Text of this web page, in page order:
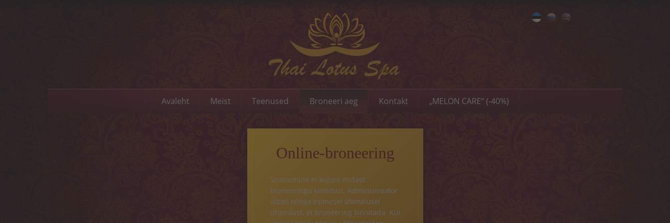
Avaleht Meist Teenused Broneeri aeg Kontakt „MELON CARE“ (-40%)
Online-broneering
Sisenemine ei kujuta endast
broneeringu kinnitust. Administraator
võtab teiega esimesel võimalusel
ühendust, et broneering kinnitada. Kui